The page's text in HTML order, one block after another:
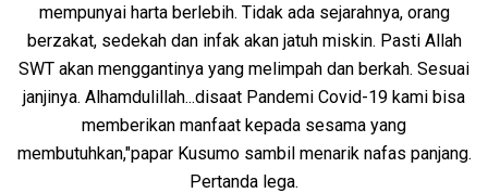
mempunyai harta berlebih. Tidak ada sejarahnya, orang
berzakat, sedekah dan infak akan jatuh miskin. Pasti Allah
SWT akan menggantinya yang melimpah dan berkah. Sesuai
janjinya. Alhamdulillah...disaat Pandemi Covid-19 kami bisa
memberikan manfaat kepada sesama yang
membutuhkan,"papar Kusumo sambil menarik nafas panjang.
Pertanda lega.